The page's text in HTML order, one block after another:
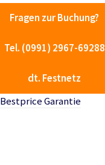
Fragen zur Buchung?
Tel. (0991) 2967-69288
dt. Festnetz
Bestprice Garantie